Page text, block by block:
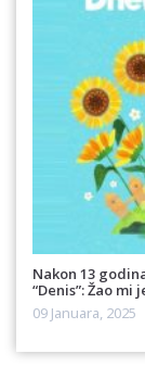
Nakon 13
“Denis”: Žao
09 Januara, 2025